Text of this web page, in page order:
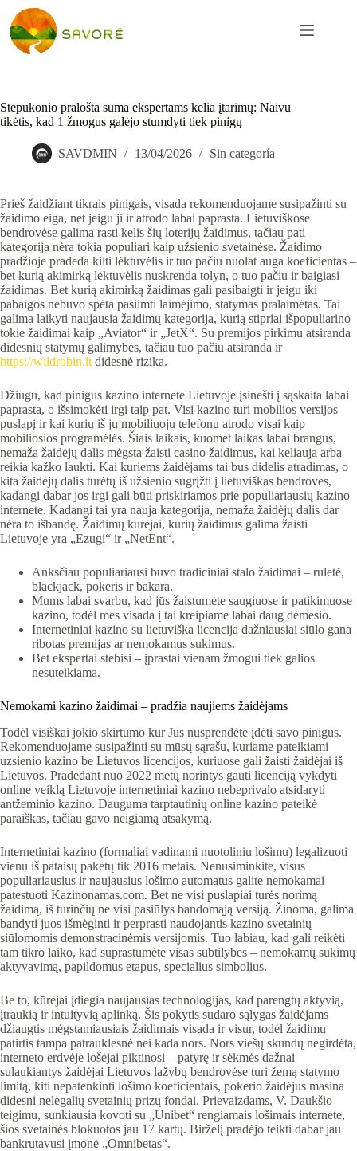
Stepukonio pralošta suma ekspertams kelia įtarimų: Naivu
tikėtis, kad 1 žmogus galėjo stumdyti tiek pinigų
SAVDMIN 13/04/2026 Sin categoría
Prieš žaidžiant tikrais pinigais, visada rekomenduojame susipažinti su
žaidimo eiga, net jeigu ji ir atrodo labai paprasta. Lietuviškose
bendrovėse galima rasti kelis šių loterijų žaidimus, tačiau pati
kategorija nėra tokia populiari kaip užsienio svetainėse. Žaidimo
pradžioje pradeda kilti lėktuvėlis ir tuo pačiu nuolat auga koeficientas –
bet kurią akimirką lėktuvėlis nuskrenda tolyn, o tuo pačiu ir baigiasi
žaidimas. Bet kurią akimirką žaidimas gali pasibaigti ir jeigu iki
pabaigos nebuvo spėta pasiimti laimėjimo, statymas pralaimėtas. Tai
galima laikyti naujausia žaidimų kategorija, kurią stipriai išpopuliarino
tokie žaidimai kaip „Aviator“ ir „JetX“. Su premijos pirkimu atsiranda
didesnių statymų galimybės, tačiau tuo pačiu atsiranda ir
https://wildrobin.lt didesnė rizika.
Džiugu, kad pinigus kazino internete Lietuvoje įsinešti į sąskaita labai
paprasta, o išsimokėti irgi taip pat. Visi kazino turi mobilios versijos
puslapį ir kai kurių iš jų mobiliuoju telefonu atrodo visai kaip
mobiliosios programėlės. Šiais laikais, kuomet laikas labai brangus,
nemaža žaidėjų dalis mėgsta žaisti casino žaidimus, kai keliauja arba
reikia kažko laukti. Kai kuriems žaidėjams tai bus didelis atradimas, o
kita žaidėjų dalis turėtų iš užsienio sugrįžti į lietuviškas bendroves,
kadangi dabar jos irgi gali būti priskiriamos prie populiariausių kazino
internete. Kadangi tai yra nauja kategorija, nemaža žaidėjų dalis dar
nėra to išbandę. Žaidimų kūrėjai, kurių žaidimus galima žaisti
Lietuvoje yra „Ezugi“ ir „NetEnt“.
Anksčiau populiariausi buvo tradiciniai stalo žaidimai – ruletė,
blackjack, pokeris ir bakara.
Mums labai svarbu, kad jūs žaistumėte saugiuose ir patikimuose
kazino, todėl mes visada į tai kreipiame labai daug dėmesio.
Internetiniai kazino su lietuviška licencija dažniausiai siūlo gana
ribotas premijas ar nemokamus sukimus.
Bet ekspertai stebisi – įprastai vienam žmogui tiek galios
nesuteikiama.
Nemokami kazino žaidimai – pradžia naujiems žaidėjams
Todėl visiškai jokio skirtumo kur Jūs nusprendėte įdėti savo pinigus.
Rekomenduojame susipažinti su mūsų sąrašu, kuriame pateikiami
uzsienio kazino be Lietuvos licencijos, kuriuose gali žaisti žaidėjai iš
Lietuvos. Pradedant nuo 2022 metų norintys gauti licenciją vykdyti
online veiklą Lietuvoje internetiniai kazino nebeprivalo atsidaryti
antžeminio kazino. Dauguma tarptautinių online kazino pateikė
paraiškas, tačiau gavo neigiamą atsakymą.
Internetiniai kazino (formaliai vadinami nuotoliniu lošimu) legalizuoti
vienu iš pataisų paketų tik 2016 metais. Nenusiminkite, visus
populiariausius ir naujausius lošimo automatus galite nemokamai
patestuoti Kazinonamas.com. Bet ne visi puslapiai turės norimą
žaidimą, iš turinčių ne visi pasiūlys bandomąją versiją. Žinoma, galima
bandyti juos išmėginti ir perprasti naudojantis kazino svetainių
siūlomomis demonstracinėmis versijomis. Tuo labiau, kad gali reikėti
tam tikro laiko, kad suprastumėte visas subtilybes – nemokamų sukimų
aktyvavimą, papildomus etapus, specialius simbolius.
Be to, kūrėjai įdiegia naujausias technologijas, kad parengtų aktyvią,
įtraukią ir intuityvią aplinką. Šis pokytis sudaro sąlygas žaidėjams
džiaugtis mėgstamiausiais žaidimais visada ir visur, todėl žaidimų
patirtis tampa patrauklesnė nei kada nors. Nors viešų skundų negirdėta,
interneto erdvėje lošėjai piktinosi – patyrę ir sėkmės dažnai
sulaukiantys žaidėjai Lietuvos lažybų bendrovėse turi žemą statymo
limitą, kiti nepatenkinti lošimo koeficientais, pokerio žaidėjus masina
didesni nelegalių svetainių prizų fondai. Prievaizdams, V. Daukšio
teigimu, sunkiausia kovoti su „Unibet“ rengiamais lošimais internete,
šios svetainės blokuotos jau 17 kartų. Birželį pradėjo teikti dabar jau
bankrutavusi įmonė „Omnibetas“.